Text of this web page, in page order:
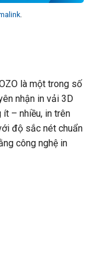
là một trong số
nhận in vải 3D
– nhiều, in trên
độ sắc nét chuẩn
công nghệ in